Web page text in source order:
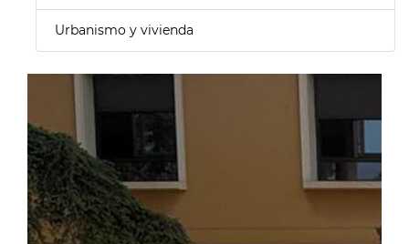
Urbanismo y vivienda